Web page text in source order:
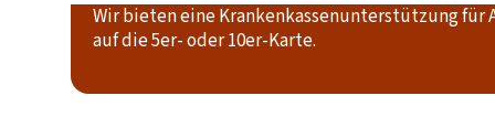
Wir bieten eine Krankenkassenunterstützung
auf die 5er- oder 10er-Karte.